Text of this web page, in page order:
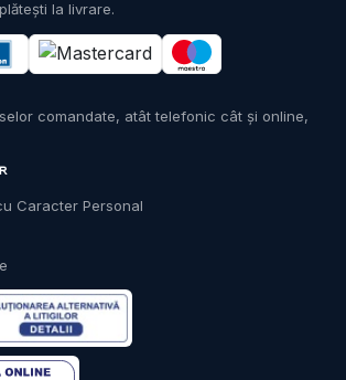
Caracter Personal
la livrare.
comandate, atât telefonic cât și online,